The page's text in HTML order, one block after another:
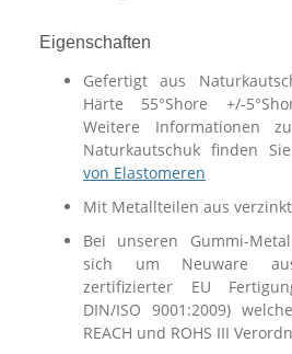
Eigenschaften
Gefertigt aus
Härte 55°Shore +/-
Weitere Informationen
Naturkautschuk finden
von Elastomeren
Mit Metallteilen aus
Bei unseren Gummi-
sich um Neuware
zertifizierter EU
DIN/ISO 9001:2009)
REACH und ROHS III